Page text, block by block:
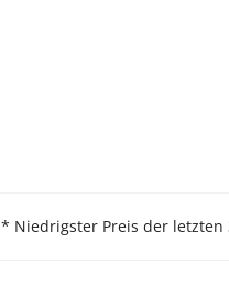
* Niedrigster Preis der letzten